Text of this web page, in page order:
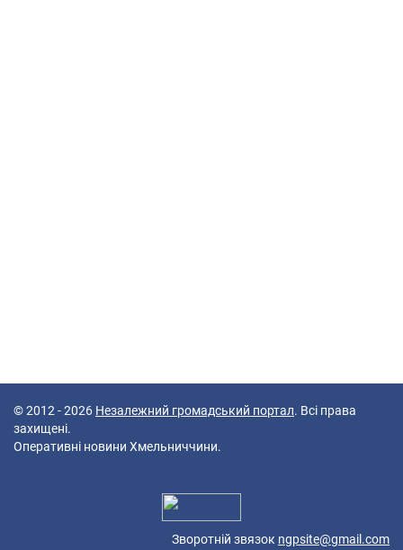
© 2012 - 2026 Незалежний громадський портал. Всі права
захищені.
Оперативні новини Хмельниччини.
Зворотній звязок ngpsite@gmail.com